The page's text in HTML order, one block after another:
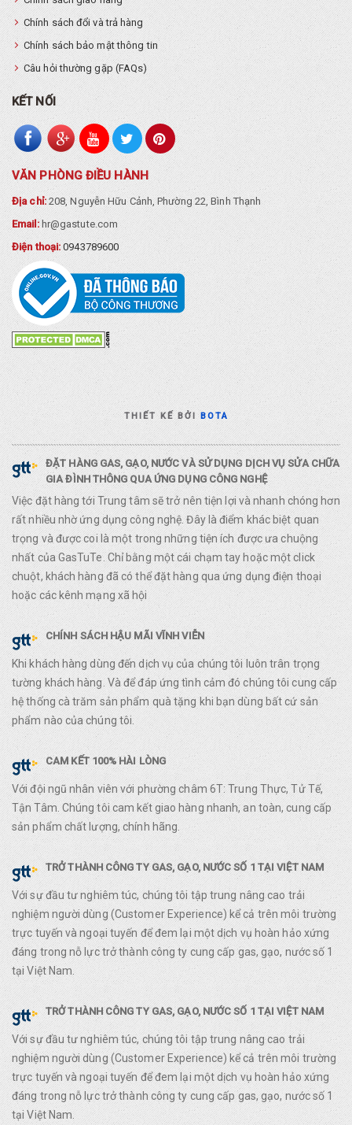
Chính sách đổi và trả hàng
Chính sách bảo mật thông tin
Câu hỏi thường gặp (FAQs)
KẾT NỐI
VĂN PHÒNG ĐIỀU HÀNH
Địa chỉ:208, Nguyễn Hữu Cảnh, Phường 22, Bình Thạnh
Email: hr@gastute.com
Điện thoại:0943789600
THIẾT KẾ BỞIBOTA
ĐẶT HÀNG GAS, GẠO, NƯỚC VÀ SỬ DỤNG DỊCH VỤ SỬA CHỮA
GIA ĐÌNH THÔNG QUA ỨNG DỤNG CÔNG NGHỆ
Việc đặt hàng tới Trung tâm sẽ trở nên tiện lợi và nhanh chóng hơn
rất nhiều nhờ ứng dụng công nghệ. Đây là điểm khác biệt quan
trọng và được coi là một trong những tiện ích được ưa chuộng
nhất của GasTuTe. Chỉ bằng một cái chạm tay hoặc một click
chuột, khách hàng đã có thể đặt hàng qua ứng dụng điện thoại
hoặc các kênh mạng xã hội
CHÍNH SÁCH HẬU MÃI VĨNH VIỄN
Khi khách hàng dùng đến dịch vụ của chúng tôi luôn trân trọng
tường khách hàng. Và để đáp ứng tình cảm đó chúng tôi cung cấp
hệ thống cà trăm sản phẩm quà tặng khi bạn dùng bất cứ sản
phẩm nào của chúng tôi.
CAM KẾT 100% HÀI LÒNG
Với đội ngũ nhân viên với phường châm 6T: Trung Thực, Tử Tế,
Tận Tâm. Chúng tôi cam kết giao hàng nhanh, an toàn, cung cấp
sản phẩm chất lượng, chính hãng.
TRỞ THÀNH CÔNG TY GAS, GẠO, NƯỚC SỐ 1 TẠI VIỆT NAM
Với sự đầu tư nghiêm túc, chúng tôi tập trung nâng cao trải
nghiệm người dùng (Customer Experience) kể cả trên môi trường
trực tuyến và ngoại tuyến để đem lại một dịch vụ hoàn hảo xứng
đáng trong nỗ lực trở thành công ty cung cấp gas, gạo, nước số 1
tại Việt Nam.
TRỞ THÀNH CÔNG TY GAS, GẠO, NƯỚC SỐ 1 TẠI VIỆT NAM
Với sự đầu tư nghiêm túc, chúng tôi tập trung nâng cao trải
nghiệm người dùng (Customer Experience) kể cả trên môi trường
trực tuyến và ngoại tuyến để đem lại một dịch vụ hoàn hảo xứng
đáng trong nỗ lực trở thành công ty cung cấp gas, gạo, nước số 1
tại Việt Nam.